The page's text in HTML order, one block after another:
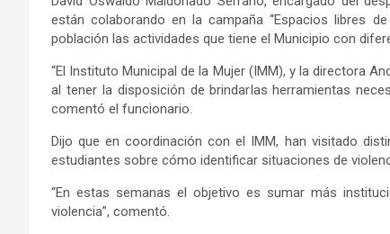
están colaborando en la campaña “Espacios libres de
población las actividades que tiene el Municipio con
“El Instituto Municipal de la Mujer (IMM), y ladirectora
al tenerla disposición de brindarlas herramientas
comentó el funcionario.
Dijo queen coordinación conel IMM, han visitado
estudiantes sobre cómo identificar situaciones de
“En estas semanas el objetivo es sumar más
violencia”, comentó.